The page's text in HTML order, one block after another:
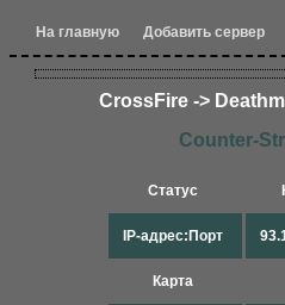
На главную Добавить сервер
CrossFire ->
Counter-
Статус
IP-адрес:Порт
Карта